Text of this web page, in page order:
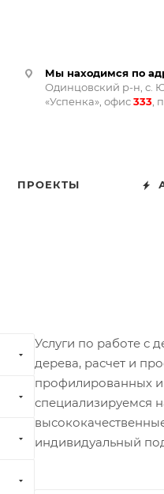
Мы находимся по
Одинцовский р-н, с.
«Успенка», офис333 ,
ПРОЕКТЫ
Услуги по работе с
дерева, расчет и
профилированных
специализируемся
индивидуальный